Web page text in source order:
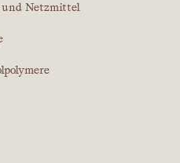
und Netzmittel